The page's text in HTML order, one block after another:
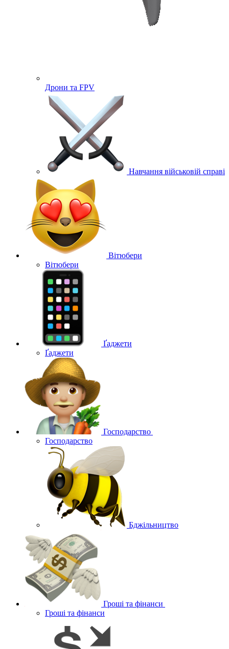
Дрони та FPV
Навчання військовій справі
Вітюбери
Вітюбери
Ґаджети
Ґаджети
Господарство
Господарство
Бджільництво
Гроші та фінанси
Гроші та фінанси